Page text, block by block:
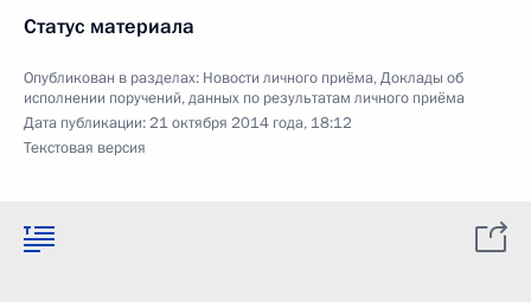
Статус материала
Опубликован в разделах: Новости личного приёма,Доклады об
исполнении поручений, данных по результатам личного приёма
Дата публикации:21 октября 2014 года, 18:12
Текстовая версия